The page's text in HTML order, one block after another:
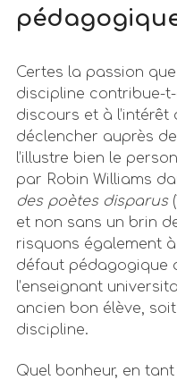
Certes la passion
discipline contribue-
discours et à l’intérêt
déclencher auprès
l’illustre bien le
par Robin Williams
des poètes disparus
et non sans un brin
risquons également
défaut pédagogique
l’enseignant
ancien bon élève,
discipline.
Quel bonheur, en